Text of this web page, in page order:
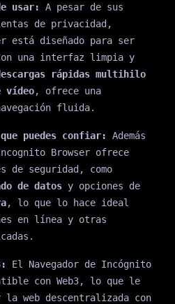
usar: A pesar de sus
de privacidad,
está diseñado para ser
una interfaz limpia y
rápidas multihilo
vídeo, ofrece una
fluida.
puedes confiar: Además
Browser ofrece
de seguridad, como
de datosy opciones de
, lo que lo hace ideal
en línea y otras
El Navegador de Incógnito
con Web3, lo que le
web descentralizada con